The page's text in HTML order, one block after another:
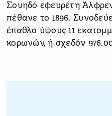
Σουηδό εφευρέτη
πέθανε το 1896.
έπαθλο ύψους 11
κορωνών, ή σχεδόν